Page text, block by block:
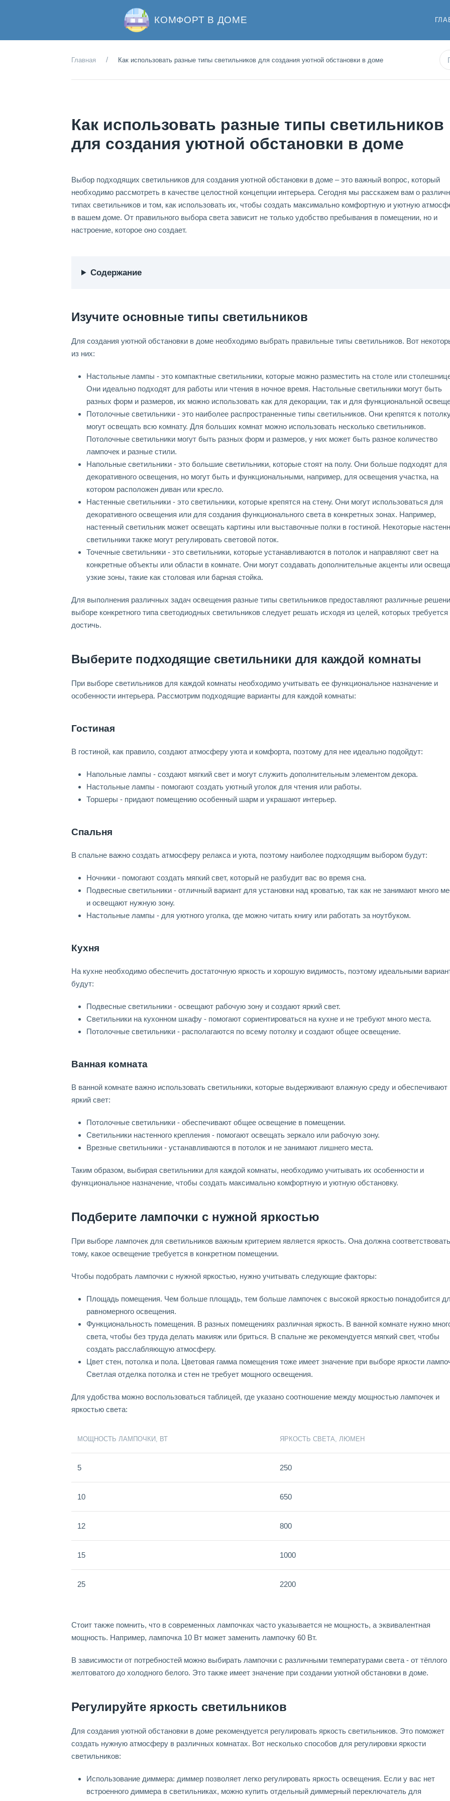
КОМФОРТ В ДОМЕ
Главная Как использовать разные типы светильников для создания уютной обстановки в доме
Как использовать разные типы светильников
для создания уютной обстановки в доме
Выбор подходящих светильников для создания уютной обстановки в доме – это важный вопрос, который
необходимо рассмотреть в качестве целостной концепции интерьера. Сегодня мы расскажем вам о
типах светильников и том, как использовать их, чтобы создать максимально комфортную и уютную
в вашем доме. От правильного выбора света зависит не только удобство пребывания в помещении, но и
настроение, которое оно создает.
Содержание
Изучите основные типы светильников
Для создания уютной обстановки в доме необходимо выбрать правильные типы светильников. Вот
из них:
Настольные лампы - это компактные светильники, которые можно разместить на столе или
Они идеально подходят для работы или чтения в ночное время. Настольные светильники могут быть
разных форм и размеров, их можно использовать как для декорации, так и для функциональной
Потолочные светильники - это наиболее распространенные типы светильников. Они крепятся к
могут освещать всю комнату. Для больших комнат можно использовать несколько светильников.
Потолочные светильники могут быть разных форм и размеров, у них может быть разное количество
лампочек и разные стили.
Напольные светильники - это большие светильники, которые стоят на полу. Они больше подходят для
декоративного освещения, но могут быть и функциональными, например, для освещения участка, на
котором расположен диван или кресло.
Настенные светильники - это светильники, которые крепятся на стену. Они могут использоваться для
декоративного освещения или для создания функционального света в конкретных зонах. Например,
настенный светильник может освещать картины или выставочные полки в гостиной. Некоторые
светильники также могут регулировать световой поток.
Точечные светильники - это светильники, которые устанавливаются в потолок и направляют свет на
конкретные объекты или области в комнате. Они могут создавать дополнительные акценты или
узкие зоны, такие как столовая или барная стойка.
Для выполнения различных задач освещения разные типы светильников предоставляют различные
выборе конкретного типа светодиодных светильников следует решать исходя из целей, которых требуется
достичь.
Выберите подходящие светильники для каждой комнаты
При выборе светильников для каждой комнаты необходимо учитывать ее функциональное назначение и
особенности интерьера. Рассмотрим подходящие варианты для каждой комнаты:
Гостиная
В гостиной, как правило, создают атмосферу уюта и комфорта, поэтому для нее идеально подойдут:
Напольные лампы - создают мягкий свет и могут служить дополнительным элементом декора.
Настольные лампы - помогают создать уютный уголок для чтения или работы.
Торшеры - придают помещению особенный шарм и украшают интерьер.
Спальня
В спальне важно создать атмосферу релакса и уюта, поэтому наиболее подходящим выбором будут:
Ночники - помогают создать мягкий свет, который не разбудит вас во время сна.
Подвесные светильники - отличный вариант для установки над кроватью, так как не занимают много
и освещают нужную зону.
Настольные лампы - для уютного уголка, где можно читать книгу или работать за ноутбуком.
Кухня
На кухне необходимо обеспечить достаточную яркость и хорошую видимость, поэтому идеальными
будут:
Подвесные светильники - освещают рабочую зону и создают яркий свет.
Светильники на кухонном шкафу - помогают сориентироваться на кухне и не требуют много места.
Потолочные светильники - располагаются по всему потолку и создают общее освещение.
Ванная комната
В ванной комнате важно использовать светильники, которые выдерживают влажную среду и обеспечивают
яркий свет:
Потолочные светильники - обеспечивают общее освещение в помещении.
Светильники настенного крепления - помогают освещать зеркало или рабочую зону.
Врезные светильники - устанавливаются в потолок и не занимают лишнего места.
Таким образом, выбирая светильники для каждой комнаты, необходимо учитывать их особенности и
функциональное назначение, чтобы создать максимально комфортную и уютную обстановку.
Подберите лампочки с нужной яркостью
При выборе лампочек для светильников важным критерием является яркость. Она должна соответствовать
тому, какое освещение требуется в конкретном помещении.
Чтобы подобрать лампочки с нужной яркостью, нужно учитывать следующие факторы:
Площадь помещения. Чем больше площадь, тем больше лампочек с высокой яркостью понадобится
равномерного освещения.
Функциональность помещения. В разных помещениях различная яркость. В ванной комнате нужно
света, чтобы без труда делать макияж или бриться. В спальне же рекомендуется мягкий свет, чтобы
создать расслабляющую атмосферу.
Цвет стен, потолка и пола. Цветовая гамма помещения тоже имеет значение при выборе яркости
Светлая отделка потолка и стен не требует мощного освещения.
Для удобства можно воспользоваться таблицей, где указано соотношение между мощностью лампочек и
яркостью света:
МОЩНОСТЬ ЛАМПОЧКИ, ВТ ЯРКОСТЬ СВЕТА, ЛЮМЕН
5 250
10 650
12 800
15 1000
25 2200
Стоит также помнить, что в современных лампочках часто указывается не мощность, а эквивалентная
мощность. Например, лампочка 10 Вт может заменить лампочку 60 Вт.
В зависимости от потребностей можно выбирать лампочки с различными температурами света - от тёплого
желтоватого до холодного белого. Это также имеет значение при создании уютной обстановки в доме.
Регулируйте яркость светильников
Для создания уютной обстановки в доме рекомендуется регулировать яркость светильников. Это поможет
создать нужную атмосферу в различных комнатах. Вот несколько способов для регулировки яркости
светильников:
Использование диммера: диммер позволяет легко регулировать яркость освещения. Если у вас нет
встроенного диммера в светильниках, можно купить отдельный диммерный переключатель для